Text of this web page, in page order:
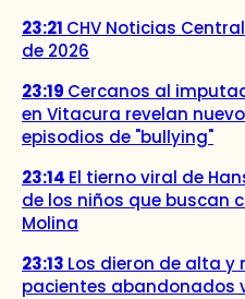
23:21 CHV Noticias
de 2026
23:19 Cercanos al
en Vitacura revelan
episodios de "bullying"
23:14 El tierno viral de
de los niños que buscan
Molina
23:13 Los dieron de alta y
pacientes abandonados